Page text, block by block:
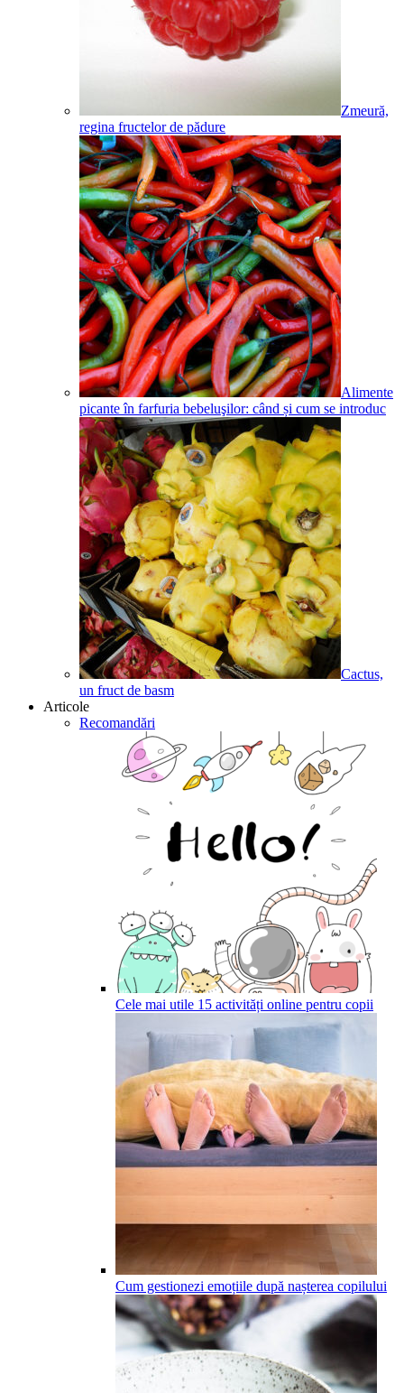
Zmeură,
regina fructelor de pădure
Alimente
picante în farfuria bebeluşilor: când și cum se introduc
Cactus,
un fruct de basm
Articole
Recomandări
Cele mai utile 15 activități online pentru copii
Cum gestionezi emoțiile după nașterea copilului